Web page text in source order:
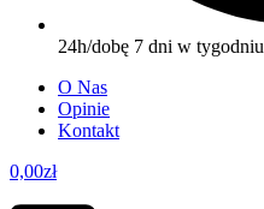
24h/dobę 7 dni w tygodniu
O Nas
Opinie
Kontakt
0,00zł